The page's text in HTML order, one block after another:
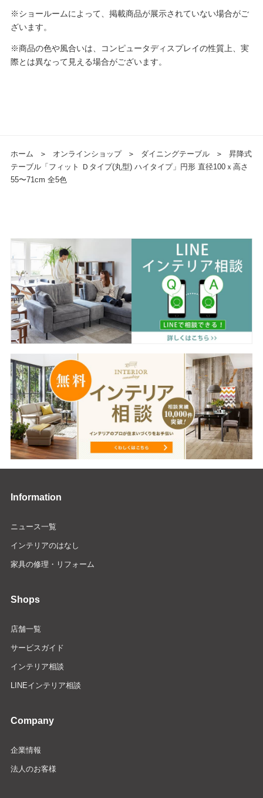
※ショールームによって、掲載商品が展示されていない場合がご
ざいます。
※商品の色や風合いは、コンピュータディスプレイの性質上、実
際とは異なって見える場合がございます。
ホーム ＞ オンラインショップ ＞ ダイニングテーブル ＞
昇降式
テーブル「フィット Ｄタイプ(丸型) ハイタイプ」円形 直径100ｘ高さ
55〜71cm 全5色
Information
ニュース一覧
インテリアのはなし
家具の修理・リフォーム
Shops
店舗一覧
サービスガイド
インテリア相談
LINEインテリア相談
Company
企業情報
法人のお客様